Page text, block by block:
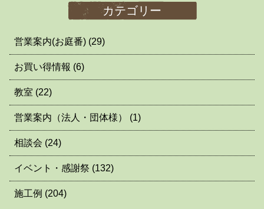
カテゴリー
営業案内(お庭番) (29)
お買い得情報 (6)
教室 (22)
営業案内（法人・団体様） (1)
相談会 (24)
イベント・感謝祭 (132)
施工例 (204)